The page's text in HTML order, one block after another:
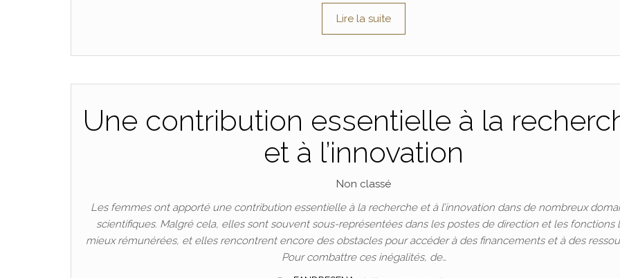
Lire la suite
Une contribution essentielle à la
et à l’innovation
Non classé
Les femmes ont apporté une contribution essentielle à la recherche et à l’innovation dans de nombreux
scientifiques. Malgré cela, elles sont souvent sous-représentées dans les postes de direction et les fonctions
mieux rémunérées, et elles rencontrent encore des obstacles pour accéder à des financements et à des
Pour combattre ces inégalités, de…